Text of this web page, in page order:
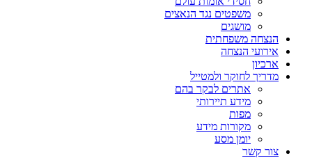
משפטים נגד הנאצים
מושגים
הנצחה משפחתית
אירועי הנצחה
ארכיון
מדריך לחוקר ולמטייל
אתרים לבקר בהם
מידע תיירותי
מפות
מקורות מידע
יומן מסע
צור קשר